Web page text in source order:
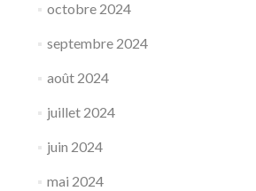
octobre 2024
septembre 2024
août 2024
juillet 2024
juin 2024
mai 2024